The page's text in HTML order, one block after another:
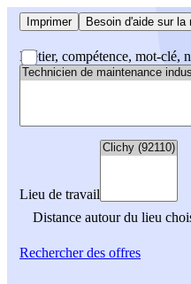
Imprimer Besoin d'aide sur la
Métier, compétence, mot-clé,
Lieu de travail
Distance autour du lieu
Rechercherdes offres